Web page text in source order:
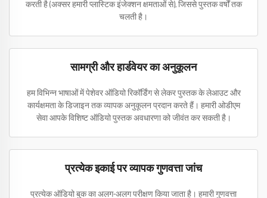
करती है (अक्सर हमारी प्लास्टिक इंजेक्शन क्षमताओं से), जिससे पुस्तक वर्षों तक
चलती है।
सामग्री और हार्डवेयर का अनुकूलन
हम विभिन्न भाषाओं में पेशेवर ऑडियो रिकॉर्डिंग से लेकर पुस्तक के लेआउट और
कार्यक्षमता के डिजाइन तक व्यापक अनुकूलन प्रदान करते हैं। हमारी ओडीएम
सेवा आपके विशिष्ट ऑडियो पुस्तक अवधारणा को जीवंत कर सकती है।
प्रत्येक इकाई पर व्यापक गुणवत्ता जांच
प्रत्येक ऑडियो बुक का अलग-अलग परीक्षण किया जाता है। हमारी गुणवत्ता